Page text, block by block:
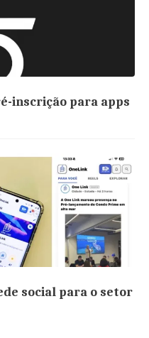
inscrição para apps
social para o setor